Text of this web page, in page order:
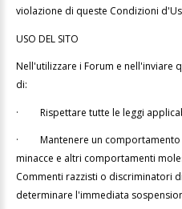
violazione di queste Condizioni
USO DEL SITO
Nell'utilizzare i Forum e nell'inviare
di:
· Rispettare tutte le leggi
· Mantenere un
minacce e altri comportamenti
Commenti razzisti o discriminatori
determinare l'immediata